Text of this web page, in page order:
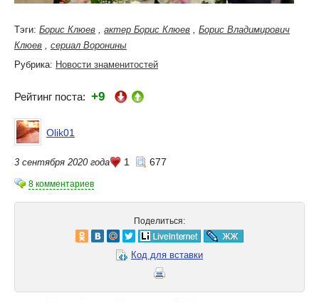
Тэги: Борис Клюев актер Борис Клюев
Борис Владимирович
Клюев
сериал Воронины
Рубрика: Новости знаменитостей
Рейтинг поста: +9
Olik01
3 сентября 2020 года 1 677
8 комментариев
Поделиться:
Код для вставки